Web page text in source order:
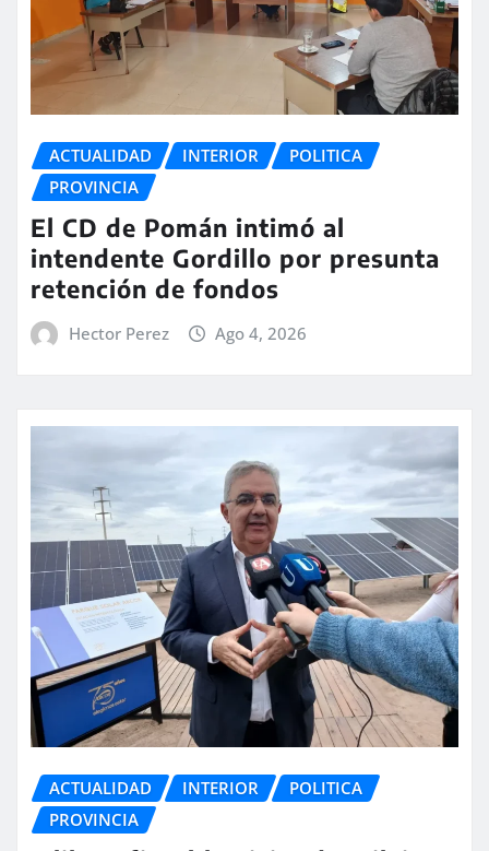
ACTUALIDAD INTERIOR
POLITICA
PROVINCIA
El CD de Pomán intimó al
intendente Gordillo por presunta
retención de fondos
Hector Perez Ago 4, 2026
ACTUALIDAD INTERIOR
POLITICA
PROVINCIA